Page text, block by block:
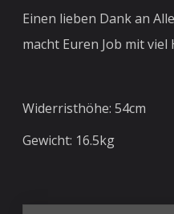
Einen lieben Dank an
macht Euren Job mit viel
Widerristhöhe: 54cm
Gewicht: 16.5kg